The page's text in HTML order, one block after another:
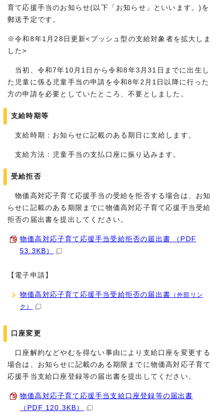
育て応援手当のお知らせ(以下「お知らせ」といいます。)を
郵送予定です。
※令和8年1月28日更新<プッシュ型の支給対象者を拡大しま
した>
当初、令和7年10月1日から令和8年3月31日までに出生し
た児童に係る児童手当の申請を令和8年2月1日以降に行った
方の申請を必要としていたところ、不要としました。
支給時期等
支給時期：お知らせに記載のある期日に支給します。
支給方法：児童手当の支払口座に振り込みます。
受給拒否
物価高対応子育て応援手当の受給を拒否する場合は、お知
らせに記載のある期限までに物価高対応子育て応援手当受給
拒否の届出書を提出してください。
物価高対応子育て応援手当受給拒否の届出書 （PDF
53.3KB）
【電子申請】
物価高対応子育て応援手当受給拒否の届出書 （外部リン
ク）
口座変更
口座解約などやむを得ない事由により支給口座を変更する
場合は、お知らせに記載のある期限までに物価高対応子育て
応援手当支給口座登録等の届出書を提出してください。
物価高対応子育て応援手当支給口座登録等の届出書
（PDF 120.3KB）